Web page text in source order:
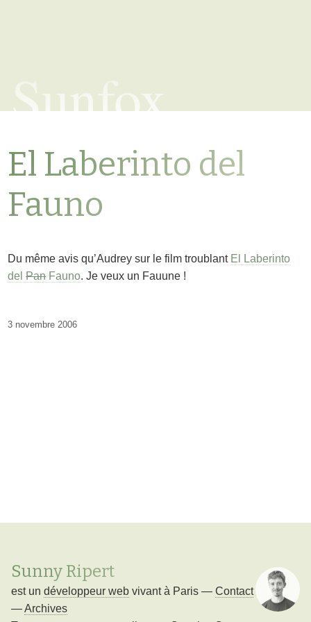
Sunfox
El Laberinto del
Fauno
Du même avis qu’Audrey sur le film troublant El Laberinto
delPanFauno. Je veux un Fauune !
3 novembre 2006
Sunny Ripert
est un développeur web vivant à Paris — Contact
—Archives